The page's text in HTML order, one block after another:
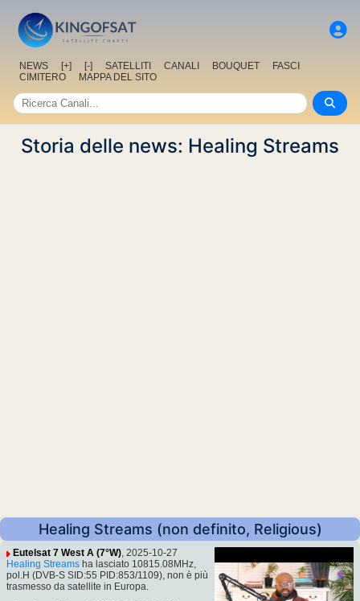
NEWS [+] [-] SATELLITI CANALI BOUQUET
FASCI
CIMITERO
MAPPA DEL SITO
Storia delle news: Healing Streams
Healing Streams (non definito, Religious)
Eutelsat 7 West A (7°W), 2025-10-27
Healing Streams ha lasciato 10815.08MHz,
pol.H (DVB-S SID:55 PID:853/1109), non è più
trasmesso da satellite in Europa.